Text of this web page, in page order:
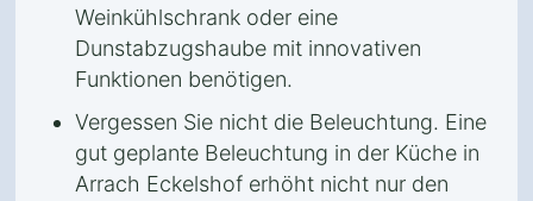
Weinkühlschrank oder eine
Dunstabzugshaube mit innovativen
Funktionen benötigen.
Vergessen Sie nicht die Beleuchtung. Eine
gut geplante Beleuchtung in der Küche in
Arrach Eckelshof erhöht nicht nur den